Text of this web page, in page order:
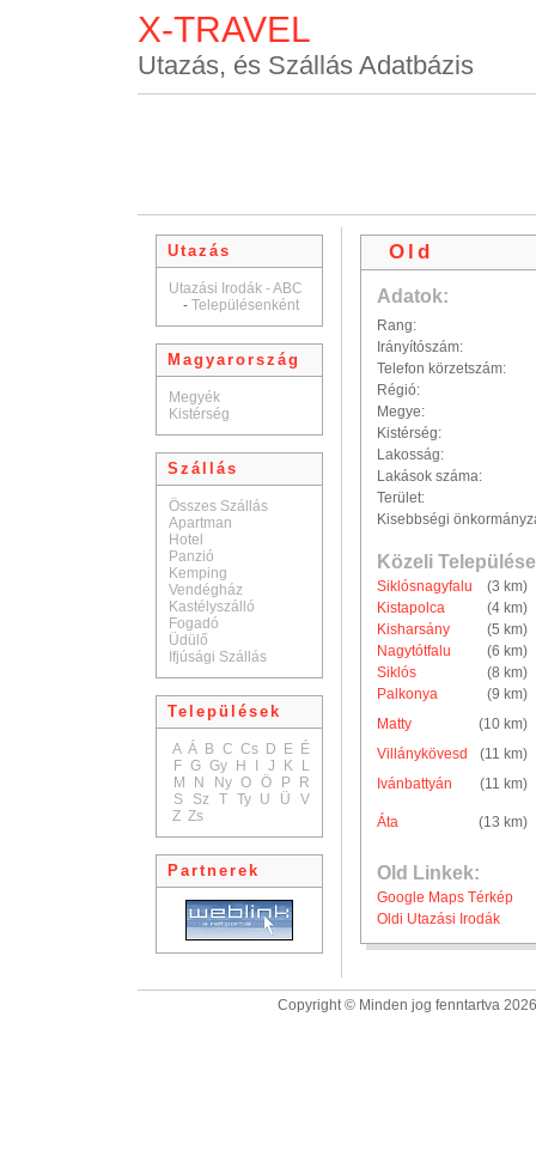
X-TRAVEL
Utazás, és Szállás Adatbázis
Utazás
Utazási Irodák - ABC
- Településenként
Magyarország
Megyék
Kistérség
Szállás
Összes Szállás
Apartman
Hotel
Panzió
Kemping
Vendégház
Kastélyszálló
Fogadó
Üdülő
Ifjúsági Szállás
Települések
A Á B C Cs D E É
F G Gy H J K
L
M
N Ny O Ö P
R
S
Sz T Ty U Ü
V
Z Zs
Partnerek
Old
Adatok:
Rang:
Irányítószám:
Telefon körzetszám:
Régió:
Megye:
Kistérség:
Lakosság:
Lakások száma:
Terület:
Kisebbségi
Közeli
Siklósnagyfalu
(3 km)
Kistapolca
(4 km)
Kisharsány
(5 km)
Nagytótfalu
(6 km)
Siklós
(8 km)
Palkonya
(9 km)
Matty
(10 km)
Villánykövesd
(11 km)
Ivánbattyán
(11 km)
Áta (13 km)
Old Linkek:
Google Maps Térkép
Oldi Utazási Irodák
Copyright © Minden jog fenntartva